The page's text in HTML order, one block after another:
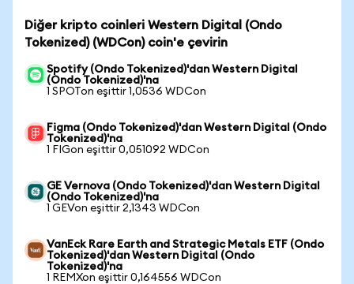
Diğer kripto coinleri Western Digital (Ondo
Tokenized) (WDCon) coin'e çevirin
Spotify (Ondo Tokenized)'dan Western Digital
(Ondo Tokenized)'na
1 SPOTon eşittir 1,0536 WDCon
Figma (Ondo Tokenized)'dan Western Digital (Ondo
Tokenized)'na
1 FIGon eşittir 0,051092 WDCon
GE Vernova (Ondo Tokenized)'dan Western Digital
(Ondo Tokenized)'na
1 GEVon eşittir 2,1343 WDCon
VanEck Rare Earth and Strategic Metals ETF (Ondo
Tokenized)'dan Western Digital (Ondo
Tokenized)'na
1 REMXon eşittir 0,164556 WDCon